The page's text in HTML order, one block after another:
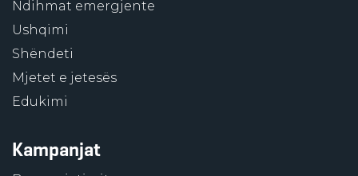
Ndihmat emergjente
Ushqimi
Shëndeti
Mjetet e jetesës
Edukimi
Kampanjat